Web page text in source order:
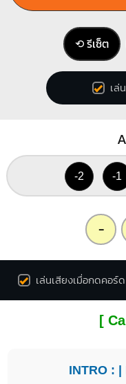
⟲ รีเซ็ต
เล่
-2 -1
-
เล่นเสียงเมื่อกดคอร์ด
[
INTRO : |